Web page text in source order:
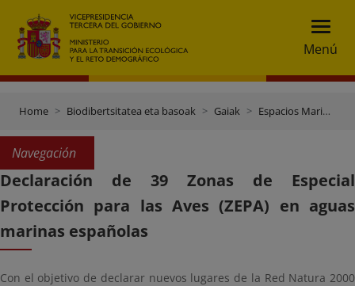
Menú
Home Biodibertsitatea eta basoak Gaiak Espacios Marinos Protegidos
Navegación
Declaración de 39 Zonas de Especial
Protección para las Aves (ZEPA) en aguas
marinas españolas
Con el objetivo de declarar nuevos lugares de la Red Natura 2000